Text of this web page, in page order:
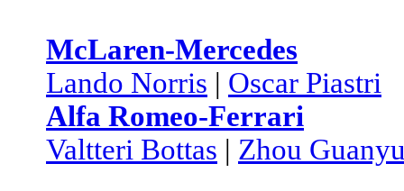
McLaren-Mercedes
Lando Norris | Oscar Piastri
Alfa Romeo-Ferrari
Valtteri Bottas | Zhou